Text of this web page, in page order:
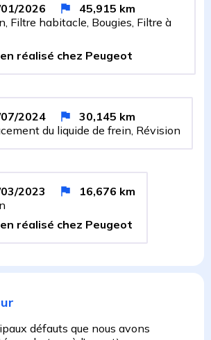
2026 45,915 km
Filtre habitacle, Bougies, Filtre à
réalisé chez Peugeot
2024 30,145 km
du liquide de frein, Révision
2023 16,676 km
réalisé chez Peugeot
défauts que nous avons